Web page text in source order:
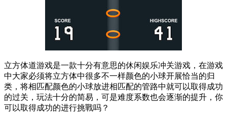
立方体道游戏是一款十分有意思的休闲娱乐冲关游戏，在游戏
中大家必须将立方体中很多不一样颜色的小球开展恰当的归
类，将相匹配颜色的小球放进相匹配的管路中就可以取得成功
的过关，玩法十分的简易，可是难度系数也会逐渐的提升，你
可以取得成功的进行挑戰吗？